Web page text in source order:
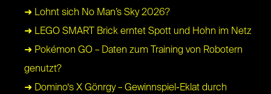
➜ Lohnt sich No Man’s Sky 2026?
➜ LEGO SMART Brick erntet Spott und Hohn im Netz
➜ Pokémon GO – Daten zum Training von Robotern
genutzt?
➜ Domino‘s X Gönrgy – Gewinnspiel-Eklat durch